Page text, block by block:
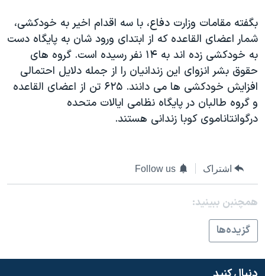
فرهنگ و زندگی
حقوق شهروندی
اقتصادی
علم و فناوری
اسرائیل در جنگ
مستندها
انتخابات ریاست جمهوری آمریکا ۲۰۲۴
حمله جمهوری اسلامی به اسرائیل
رمز مهسا
ورزش زنان در ایران
تریبونال مردمی آبان ۹۸
قانون شفافیت دارائی کادر رهبری ایران
دنبال کنید
زبانهای مختلف
بگفته مقامات وزارت دفاع، با سه اقدام اخير به خودکشی،
شمار اعضای القاعده که از ابتدای ورود شان به پايگاه دست
به خودکشی زده اند به ۱۴ نفر رسيده است. گروه های
حقوق بشر انزوای اين زندانيان را از جمله دلايل احتمالی
افزايش خودکشی ها می دانند. ۶۲۵ تن از اعضای القاعده
و گروه طالبان در پايگاه نظامی ايالات متحده
درگوانتاناموی کوبا زندانی هستند.
اشتراک Follow us
همچنبن ببینید:
گزيده‌ها